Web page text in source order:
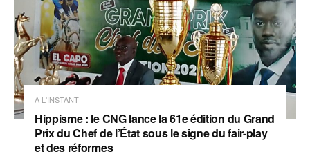
A L'INSTANT
Hippisme : le CNG lance la 61e édition du Grand
Prix du Chef de l’État sous le signe du fair-play
et des réformes